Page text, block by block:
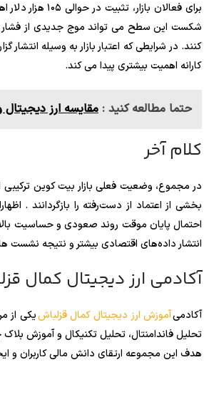
برای فعالان
شکست این سطح می تواند موج جدیدی از فشار
کنند. در شرایطی که اعتبار بازار به وسیله
کارانه اهمیت بیشتری پیدا می کند.
حتما مطالعه کنید : مقایسه ارز
کلام آخر
در مجموع، وضعیت فعلی بازار بیت کوین ترکیبی
بخشی از اعتماد از دست‌‌رفته را بازگردانند .
احتمال پایان موقت روند صعودی و حساسیت
انتشار داده‌های اقتصادی بیشتر و نتیجه
آکادمی ارز دیجیتال کمال
آکادمیآموزش ارز دیجیتال کمال قزلباشیکی از
تحلیل فاندامنتال، تحلیل تکنیکال و آموزش بلاک
هدف این مجموعه ارتقای دانش مالی کاربران و